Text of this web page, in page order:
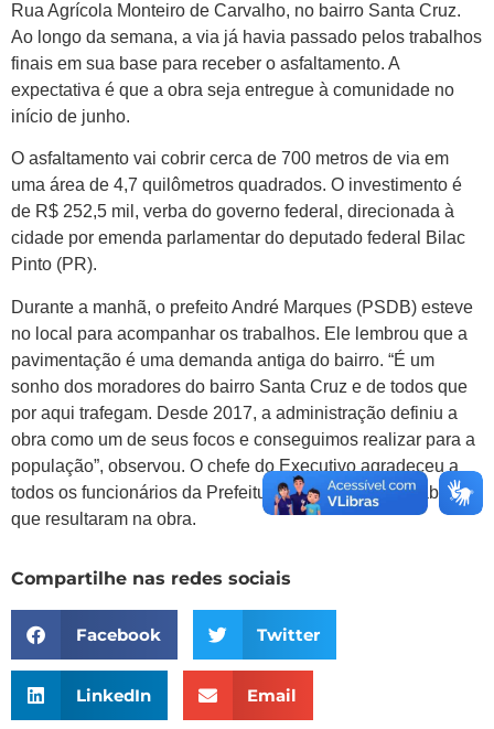
Rua Agrícola Monteiro de Carvalho, no bairro Santa Cruz.
Ao longo da semana, a via já havia passado pelos trabalhos
finais em sua base para receber o asfaltamento. A
expectativa é que a obra seja entregue à comunidade no
início de junho.
O asfaltamento vai cobrir cerca de 700 metros de via em
uma área de 4,7 quilômetros quadrados. O investimento é
de R$ 252,5 mil, verba do governo federal, direcionada à
cidade por emenda parlamentar do deputado federal Bilac
Pinto (PR).
Durante a manhã, o prefeito André Marques (PSDB) esteve
no local para acompanhar os trabalhos. Ele lembrou que a
pavimentação é uma demanda antiga do bairro. “É um
sonho dos moradores do bairro Santa Cruz e de todos que
por aqui trafegam. Desde 2017, a administração definiu a
obra como um de seus focos e conseguimos realizar para a
população”, observou. O chefe do Executivo agradeceu a
todos os funcionários da Prefeitura envolvidos nos trabalhos
que resultaram na obra.
Compartilhe nas redes sociais
Facebook Twitter
LinkedIn Email